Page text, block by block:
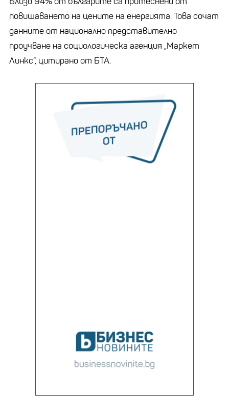
повишаването на цените на енергията. Това сочат
данните от национално представително
проучване на социологическа агенция „Маркет
Линкс“, цитирано от БТА.